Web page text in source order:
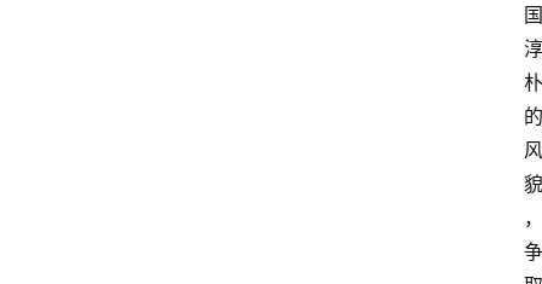
国
淳
朴
的
风
貌
，
争